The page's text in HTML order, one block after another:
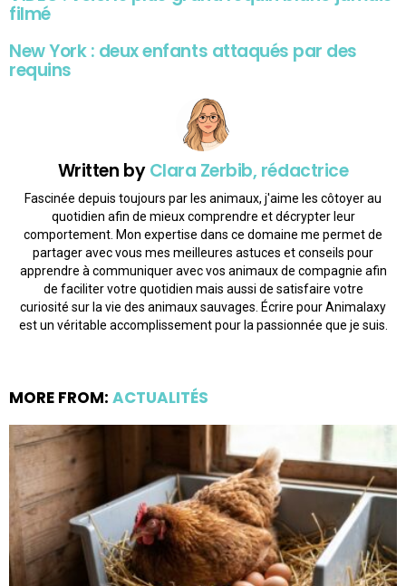
filmé
New York : deux enfants attaqués par des
requins
Written byClara Zerbib, rédactrice
Fascinée depuis toujours par les animaux, j'aime les côtoyer au
quotidien afin de mieux comprendre et décrypter leur
comportement. Mon expertise dans ce domaine me permet de
partager avec vous mes meilleures astuces et conseils pour
apprendre à communiquer avec vos animaux de compagnie afin
de faciliter votre quotidien mais aussi de satisfaire votre
curiosité sur la vie des animaux sauvages. Écrire pour Animalaxy
est un véritable accomplissement pour la passionnée que je suis.
MORE FROM: ACTUALITÉS